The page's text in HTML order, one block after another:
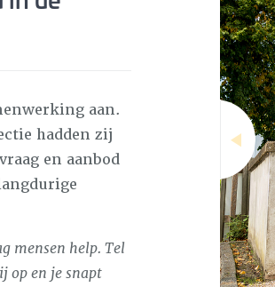
aan.
hadden zij
en aanbod
mensen help. Tel
op en je snapt